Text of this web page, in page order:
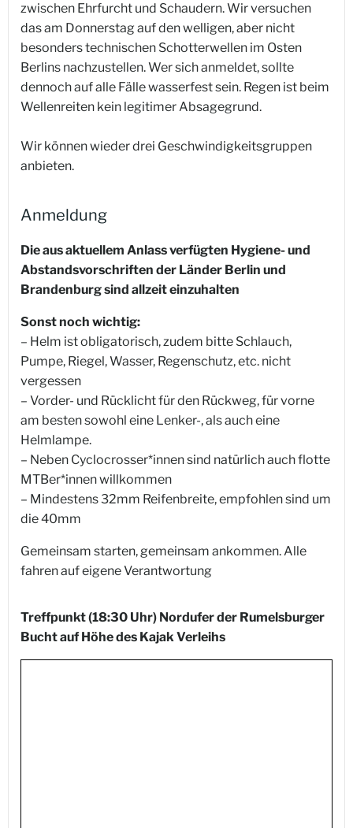
zwischen Ehrfurcht und Schaudern. Wir versuchen
das am Donnerstag auf den welligen, aber nicht
besonders technischen Schotterwellen im Osten
Berlins nachzustellen. Wer sich anmeldet, sollte
dennoch auf alle Fälle wasserfest sein. Regen ist beim
Wellenreiten kein legitimer Absagegrund.
Wir können wieder drei Geschwindigkeitsgruppen
anbieten.
Anmeldung
Die aus aktuellem Anlass verfügten Hygiene- und
Abstandsvorschriften der Länder Berlin und
Brandenburg sind allzeit einzuhalten
Sonst noch wichtig:
– Helm ist obligatorisch, zudem bitte Schlauch,
Pumpe, Riegel, Wasser, Regenschutz, etc. nicht
vergessen
– Vorder- und Rücklicht für den Rückweg, für vorne
am besten sowohl eine Lenker-, als auch eine
Helmlampe.
– Neben Cyclocrosser*innen sind natürlich auch flotte
MTBer*innen willkommen
– Mindestens 32mm Reifenbreite, empfohlen sind um
die 40mm
Gemeinsam starten, gemeinsam ankommen. Alle
fahren auf eigene Verantwortung
Treffpunkt (18:30 Uhr) Nordufer der Rumelsburger
Bucht auf Höhe des Kajak Verleihs